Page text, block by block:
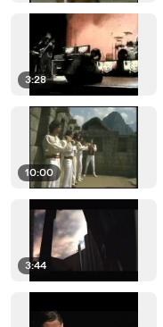
3:28
10:00
3:44